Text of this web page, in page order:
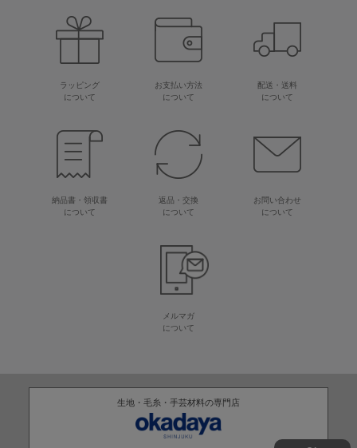
ラッピング
について
お支払い方法
について
配送・送料
について
納品書・領収書
について
返品・交換
について
お問い合わせ
について
メルマガ
について
生地・毛糸・手芸材料の専門店